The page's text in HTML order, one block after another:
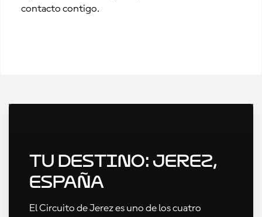
contacto contigo.
Tu destino: Jerez,
España
El Circuito de Jerez es uno de los cuatro